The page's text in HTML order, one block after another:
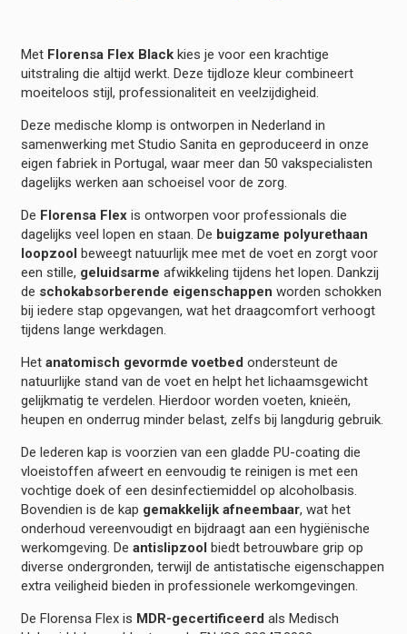
Met Florensa Flex Blackkies je voor een krachtige
uitstraling die altijd werkt. Deze tijdloze kleur combineert
moeiteloos stijl, professionaliteit en veelzijdigheid.
Deze medische klomp is ontworpen in Nederland in
samenwerking met Studio Sanita en geproduceerd in onze
eigen fabriek in Portugal, waar meer dan 50 vakspecialisten
dagelijks werken aan schoeisel voor de zorg.
De Florensa Flexis ontworpen voor professionals die
dagelijks veel lopen en staan. De buigzame polyurethaan
loopzool beweegt natuurlijk mee met de voet en zorgt voor
een stille, geluidsarme afwikkeling tijdens het lopen. Dankzij
de schokabsorberende eigenschappen worden schokken
bij iedere stap opgevangen, wat het draagcomfort verhoogt
tijdens lange werkdagen.
Het anatomisch gevormde voetbed ondersteunt de
natuurlijke stand van de voet en helpt het lichaamsgewicht
gelijkmatig te verdelen. Hierdoor worden voeten, knieën,
heupen en onderrug minder belast, zelfs bij langdurig gebruik.
De lederen kap is voorzien van een gladde PU-coating die
vloeistoffen afweert en eenvoudig te reinigen is met een
vochtige doek of een desinfectiemiddel op alcoholbasis.
Bovendien is de kap gemakkelijk afneembaar, wat het
onderhoud vereenvoudigt en bijdraagt aan een hygiënische
werkomgeving. De antislipzool biedt betrouwbare grip op
diverse ondergronden, terwijl de antistatische eigenschappen
extra veiligheid bieden in professionele werkomgevingen.
De Florensa Flex is MDR-gecertificeerd als Medisch